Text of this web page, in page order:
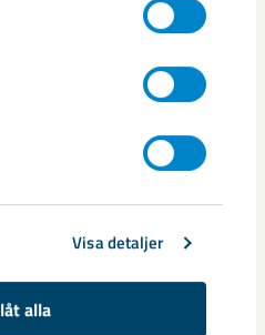
Visa detaljer
alla
under jord
Därför inför vi ...